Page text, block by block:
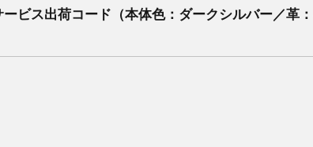
ビス出荷コード（本体色：ダークシルバー／革